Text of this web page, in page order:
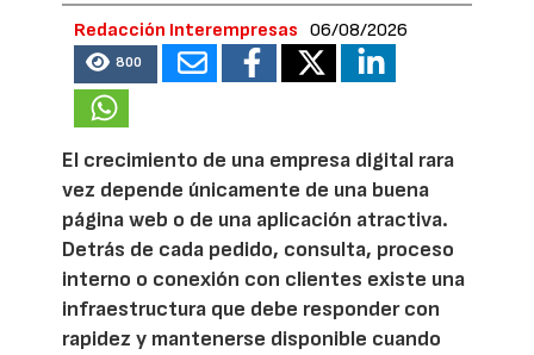
Redacción Interempresas 06/08/2026
800
El crecimiento de una empresa digital rara
vez depende únicamente de una buena
página web o de una aplicación atractiva.
Detrás de cada pedido, consulta, proceso
interno o conexión con clientes existe una
infraestructura que debe responder con
rapidez y mantenerse disponible cuando